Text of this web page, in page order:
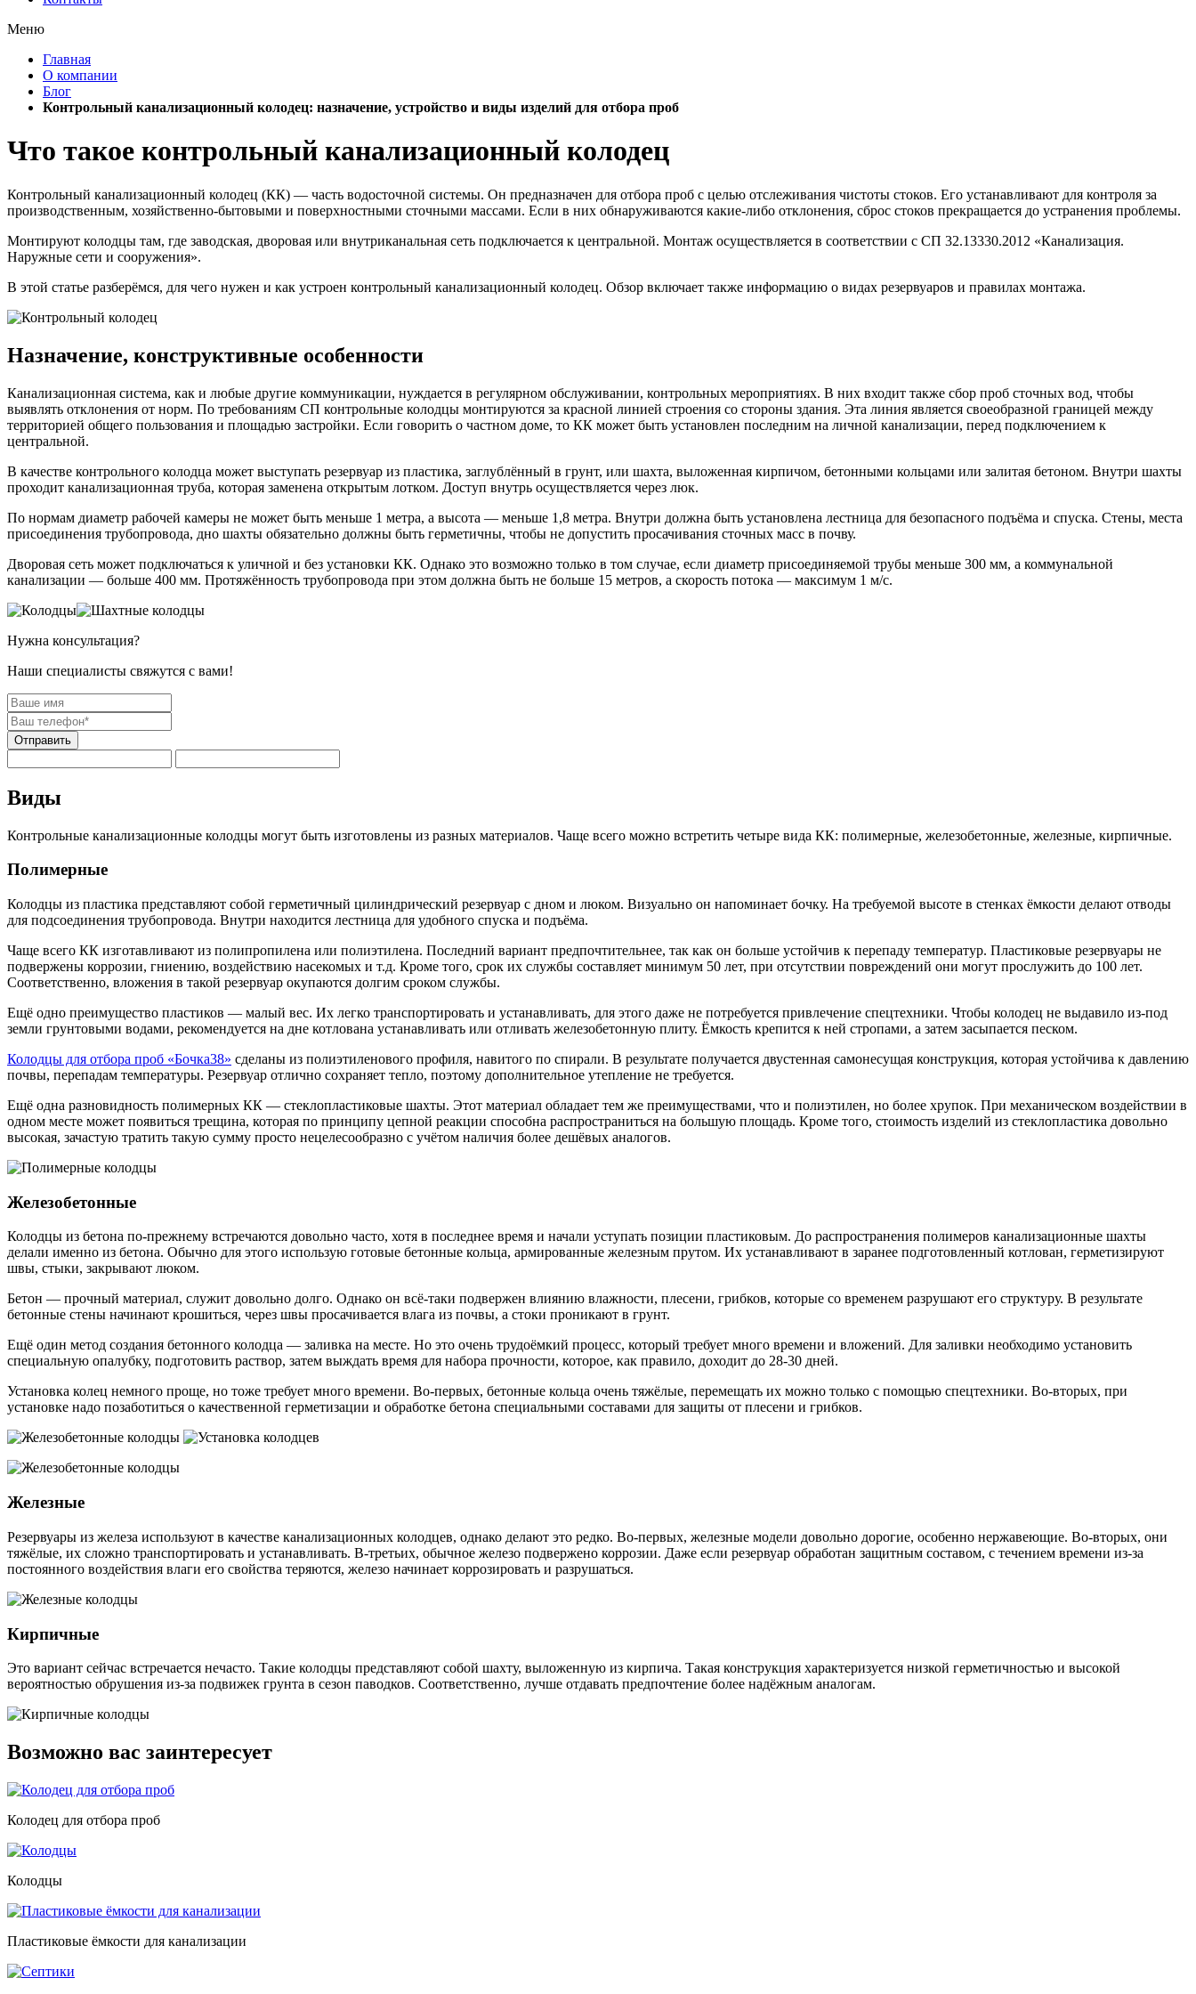
Меню
Главная
О компании
Блог
Контрольный канализационный колодец: назначение, устройство и виды изделий для отбора проб
Что такое контрольный канализационный колодец
Контрольный канализационный колодец (КК) — часть водосточной системы. Он предназначен для отбора проб с целью отслеживания чистоты стоков. Его устанавливают для контроля за
производственным, хозяйственно-бытовыми и поверхностными сточными массами. Если в них обнаруживаются какие-либо отклонения, сброс стоков прекращается до устранения проблемы.
Монтируют колодцы там, где заводская, дворовая или внутриканальная сеть подключается к центральной. Монтаж осуществляется в соответствии с СП 32.13330.2012 «Канализация.
Наружные сети и сооружения».
В этой статье разберёмся, для чего нужен и как устроен контрольный канализационный колодец. Обзор включает также информацию о видах резервуаров и правилах монтажа.
Назначение, конструктивные особенности
Канализационная система, как и любые другие коммуникации, нуждается в регулярном обслуживании, контрольных мероприятиях. В них входит также сбор проб сточных вод, чтобы
выявлять отклонения от норм. По требованиям СП контрольные колодцы монтируются за красной линией строения со стороны здания. Эта линия является своеобразной границей между
территорией общего пользования и площадью застройки. Если говорить о частном доме, то КК может быть установлен последним на личной канализации, перед подключением к
центральной.
В качестве контрольного колодца может выступать резервуар из пластика, заглублённый в грунт, или шахта, выложенная кирпичом, бетонными кольцами или залитая бетоном. Внутри шахты
проходит канализационная труба, которая заменена открытым лотком. Доступ внутрь осуществляется через люк.
По нормам диаметр рабочей камеры не может быть меньше 1 метра, а высота — меньше 1,8 метра. Внутри должна быть установлена лестница для безопасного подъёма и спуска. Стены, места
присоединения трубопровода, дно шахты обязательно должны быть герметичны, чтобы не допустить просачивания сточных масс в почву.
Дворовая сеть может подключаться к уличной и без установки КК. Однако это возможно только в том случае, если диаметр присоединяемой трубы меньше 300 мм, а коммунальной
канализации — больше 400 мм. Протяжённость трубопровода при этом должна быть не больше 15 метров, а скорость потока — максимум 1 м/с.
Нужна консультация?
Наши специалисты свяжутся с вами!
Отправить
Виды
Контрольные канализационные колодцы могут быть изготовлены из разных материалов. Чаще всего можно встретить четыре вида КК: полимерные, железобетонные, железные, кирпичные.
Полимерные
Колодцы из пластика представляют собой герметичный цилиндрический резервуар с дном и люком. Визуально он напоминает бочку. На требуемой высоте в стенках ёмкости делают отводы
для подсоединения трубопровода. Внутри находится лестница для удобного спуска и подъёма.
Чаще всего КК изготавливают из полипропилена или полиэтилена. Последний вариант предпочтительнее, так как он больше устойчив к перепаду температур. Пластиковые резервуары не
подвержены коррозии, гниению, воздействию насекомых и т.д. Кроме того, срок их службы составляет минимум 50 лет, при отсутствии повреждений они могут прослужить до 100 лет.
Соответственно, вложения в такой резервуар окупаются долгим сроком службы.
Ещё одно преимущество пластиков — малый вес. Их легко транспортировать и устанавливать, для этого даже не потребуется привлечение спецтехники. Чтобы колодец не выдавило из-под
земли грунтовыми водами, рекомендуется на дне котлована устанавливать или отливать железобетонную плиту. Ёмкость крепится к ней стропами, а затем засыпается песком.
Колодцы для отбора проб «Бочка38» сделаны из полиэтиленового профиля, навитого по спирали. В результате получается двустенная самонесущая конструкция, которая устойчива к давлению
почвы, перепадам температуры. Резервуар отлично сохраняет тепло, поэтому дополнительное утепление не требуется.
Ещё одна разновидность полимерных КК — стеклопластиковые шахты. Этот материал обладает тем же преимуществами, что и полиэтилен, но более хрупок. При механическом воздействии в
одном месте может появиться трещина, которая по принципу цепной реакции способна распространиться на большую площадь. Кроме того, стоимость изделий из стеклопластика довольно
высокая, зачастую тратить такую сумму просто нецелесообразно с учётом наличия более дешёвых аналогов.
Железобетонные
Колодцы из бетона по-прежнему встречаются довольно часто, хотя в последнее время и начали уступать позиции пластиковым. До распространения полимеров канализационные шахты
делали именно из бетона. Обычно для этого использую готовые бетонные кольца, армированные железным прутом. Их устанавливают в заранее подготовленный котлован, герметизируют
швы, стыки, закрывают люком.
Бетон — прочный материал, служит довольно долго. Однако он всё-таки подвержен влиянию влажности, плесени, грибков, которые со временем разрушают его структуру. В результате
бетонные стены начинают крошиться, через швы просачивается влага из почвы, а стоки проникают в грунт.
Ещё один метод создания бетонного колодца — заливка на месте. Но это очень трудоёмкий процесс, который требует много времени и вложений. Для заливки необходимо установить
специальную опалубку, подготовить раствор, затем выждать время для набора прочности, которое, как правило, доходит до 28-30 дней.
Установка колец немного проще, но тоже требует много времени. Во-первых, бетонные кольца очень тяжёлые, перемещать их можно только с помощью спецтехники. Во-вторых, при
установке надо позаботиться о качественной герметизации и обработке бетона специальными составами для защиты от плесени и грибков.
Железные
Резервуары из железа используют в качестве канализационных колодцев, однако делают это редко. Во-первых, железные модели довольно дорогие, особенно нержавеющие. Во-вторых, они
тяжёлые, их сложно транспортировать и устанавливать. В-третьих, обычное железо подвержено коррозии. Даже если резервуар обработан защитным составом, с течением времени из-за
постоянного воздействия влаги его свойства теряются, железо начинает коррозировать и разрушаться.
Кирпичные
Это вариант сейчас встречается нечасто. Такие колодцы представляют собой шахту, выложенную из кирпича. Такая конструкция характеризуется низкой герметичностью и высокой
вероятностью обрушения из-за подвижек грунта в сезон паводков. Соответственно, лучше отдавать предпочтение более надёжным аналогам.
Возможно вас заинтересует
Колодец для отбора проб
Колодцы
Пластиковые ёмкости для канализации